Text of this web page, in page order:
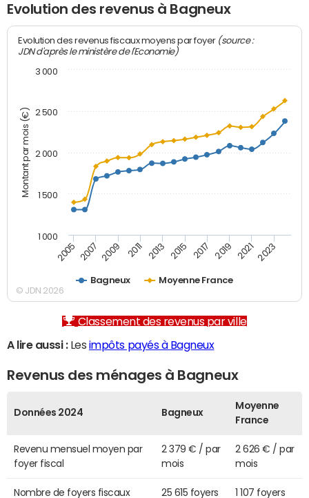
Evolution des revenus à Bagneux
Montant par mois (€)
Evolution des revenus fiscaux moyens par foyer (source :
JDN d'après le ministère de l'Economie)
Bagneux Moyenne France
2005 2007 2009 2011 2013 2015 2017 2019 2021 2023
1 000
1 500
2 000
2 500
3 000
© JDN 2026
Classement des revenus par ville
A lire aussi :Les impôts payés à Bagneux
Revenus des ménages à Bagneux
Données 2024 Bagneux
Moyenne
France
Revenu mensuel moyen par
foyer fiscal
2 379 € / par
mois
2 626 € / par
mois
Nombre de foyers fiscaux 25 615 foyers 1 107 foyers